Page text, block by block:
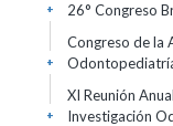
26° Congreso
+
Congreso de la
+
XI Reunión
Investigación
+